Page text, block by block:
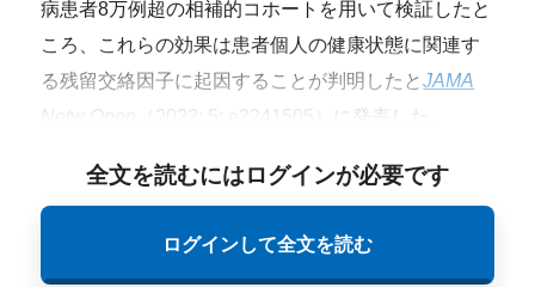
病患者8万例超の相補的コホートを用いて検証したと
ころ、これらの効果は患者個人の健康状態に関連す
る残留交絡因子に起因することが判明したとJAMA
Netw Open
（2022; 5: e2241505 ）に発表した。
全文を読むにはログインが必要です
ログインして全文を読む